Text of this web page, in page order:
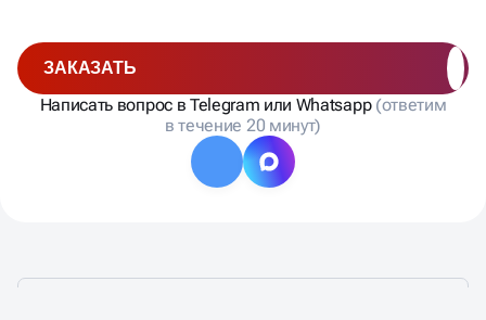
ЗАКАЗАТЬ
Написать вопрос в Telegram или Whatsapp (ответим
в течение 20 минут)